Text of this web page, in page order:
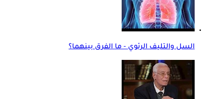
السل والتليف الرئوي - ما الفرق بينهما؟